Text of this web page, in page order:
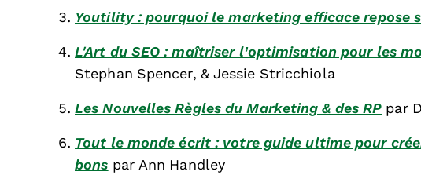
Youtility : pourquoi le marketing efficace repose
L'Art du SEO : maîtriser l’optimisation pour les
Stephan Spencer, & Jessie Stricchiola
Les Nouvelles Règles du Marketing & des RP par
Tout le monde écrit : votre guide ultime pour
bons par Ann Handley